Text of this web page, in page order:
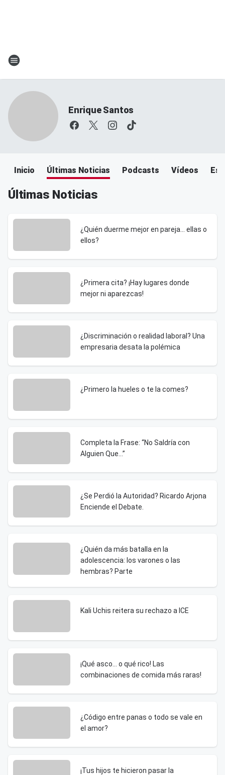
Enrique Santos
Inicio Últimas Noticias Podcasts Vídeos
Últimas Noticias
¿Quién duerme mejor en pareja… ellas o
ellos?
¿Primera cita? ¡Hay lugares donde
mejor ni aparezcas!
¿Discriminación o realidad laboral? Una
empresaria desata la polémica
¿Primero la hueles o te la comes?
Completa la Frase: “No Saldría con
Alguien Que…”
¿Se Perdió la Autoridad? Ricardo Arjona
Enciende el Debate.
¿Quién da más batalla en la
adolescencia: los varones o las
hembras? Parte
Kali Uchis reitera su rechazo a ICE
¡Qué asco… o qué rico! Las
combinaciones de comida más raras!
¿Código entre panas o todo se vale en
el amor?
¡Tus hijos te hicieron pasar la